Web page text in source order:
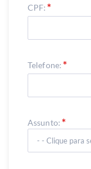
CPF:
Telefone:
Assunto: